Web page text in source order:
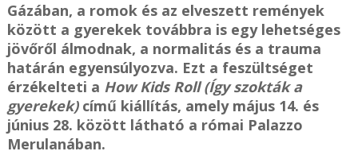
Gázában, a romok és az elveszett remények
között a gyerekek továbbra is egy lehetséges
jövőről álmodnak, a normalitás és a trauma
határán egyensúlyozva. Ezt a feszültséget
érzékelteti a How Kids Roll (Így szokták a
gyerekek)című kiállítás, amely május 14. és
június 28. között látható a római Palazzo
Merulanában.